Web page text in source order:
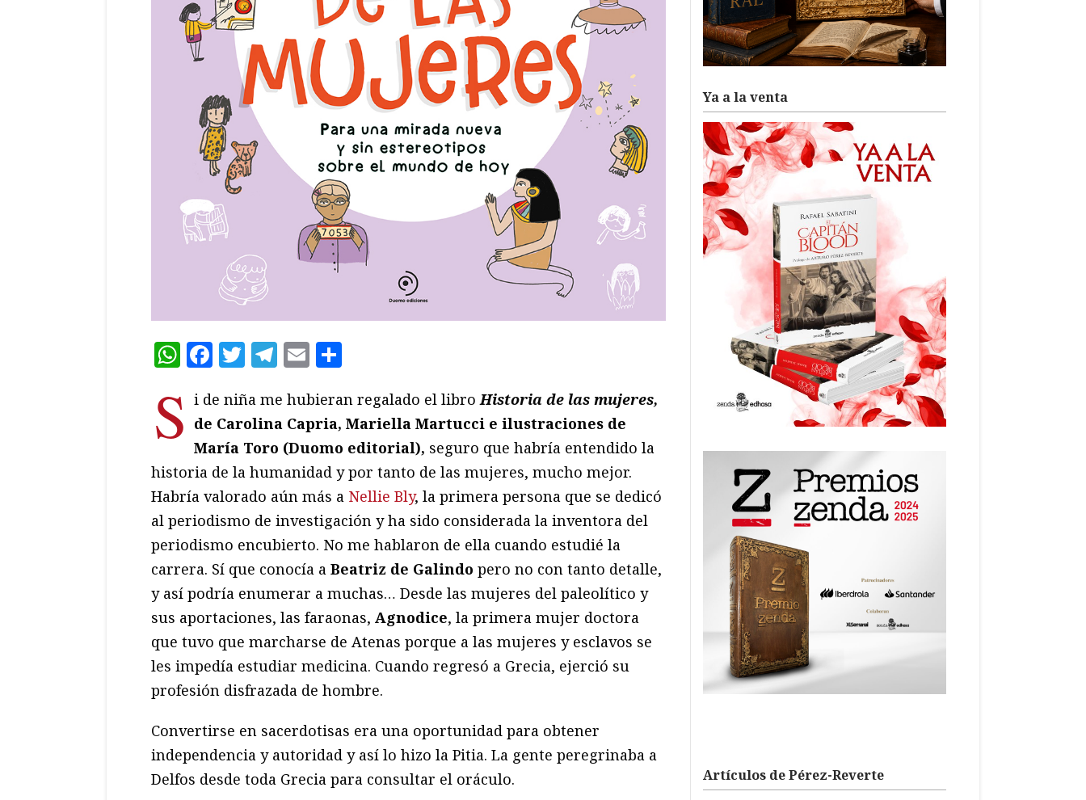
WhatsApp
Facebook
Twitter
Telegram
Email
S i de niña me hubieran regalado el libroHistoria de las mujeres,
de Carolina Capria, Mariella Martucci e ilustraciones de
María Toro (Duomo editorial), seguro que habría entendido la
historia de la humanidad y por tanto de las mujeres, mucho mejor.
Habría valorado aún más a Nellie Bly, la primera persona que se dedicó
al periodismo de investigación y ha sido considerada la inventora del
periodismo encubierto. No me hablaron de ella cuando estudié la
carrera. Sí que conocía a Beatriz de Galindo pero no con tanto detalle,
y así podría enumerar a muchas… Desde las mujeres del paleolítico y
sus aportaciones, las faraonas, Agnodice, la primera mujer doctora
que tuvo que marcharse de Atenas porque a las mujeres y esclavos se
les impedía estudiar medicina. Cuando regresó a Grecia, ejerció su
profesión disfrazada de hombre.
Convertirse en sacerdotisas era una oportunidad para obtener
independencia y autoridad y así lo hizo la Pitia. La gente peregrinaba a
Delfos desde toda Grecia para consultar el oráculo.
Ya a la venta
Artículos de Pérez-Reverte